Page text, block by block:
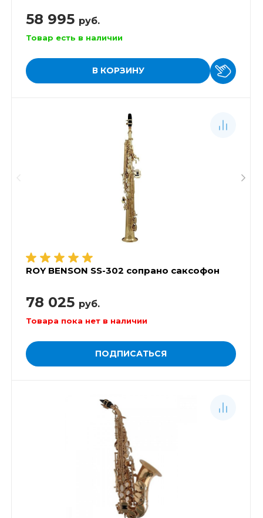
58 995 руб.
Товар есть в наличии
В КОРЗИНУ
ROY BENSON SS-302 сопрано саксофон
78 025 руб.
Товара пока нет в наличии
ПОДПИСАТЬСЯ